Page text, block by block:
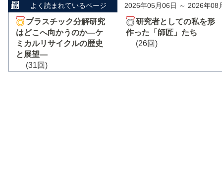
よく読まれているページ 2026年05月06日 ～ 2026年08
プラスチック分解研究
はどこへ向かうのか―ケ
ミカルリサイクルの歴史
と展望―
(31回)
研究者としての私を形
作った「師匠」たち
(26回)